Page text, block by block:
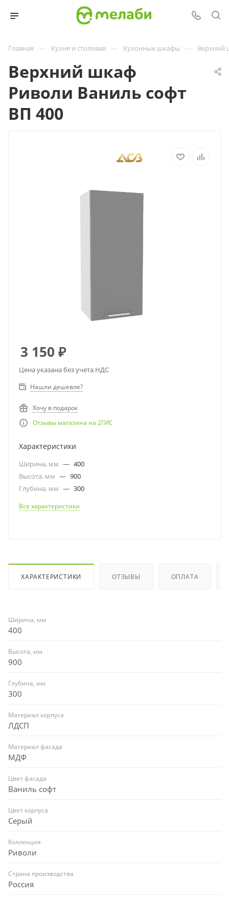
Главная — Кухня и столовая — Кухонные шкафы — Верхний
Верхний шкаф
Риволи Ваниль софт
ВП 400
3 150 ₽
Цена указана без учета НДС
Нашли дешевле?
Хочу в подарок
Отзывы магазина на 2ГИС
Характеристики
Ширина, мм — 400
Высота, мм — 900
Глубина, мм — 300
Все характеристики
ХАРАКТЕРИСТИКИ ОТЗЫВЫ ОПЛАТА
Ширина, мм
400
Высота, мм
900
Глубина, мм
300
Материал корпуса
ЛДСП
Материал фасада
МДФ
Цвет фасада
Ваниль софт
Цвет корпуса
Серый
Коллекция
Риволи
Страна производства
Россия